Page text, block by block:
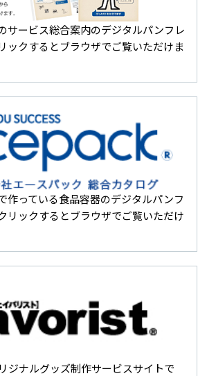
サービス総合案内のデジタルパンフレ
ックするとブラウザでご覧いただけま
作っている食品容器のデジタルパンフ
リックするとブラウザでご覧いただけ
ジナルグッズ制作サービスサイトで